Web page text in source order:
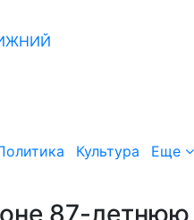
Культура Еще
87-